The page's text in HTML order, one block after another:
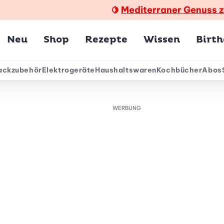
🍋 Mediterraner Genuss
Neu Shop Rezepte Wissen
ElektrogeräteHaushaltswarenKochbücherAbos
WERBUNG